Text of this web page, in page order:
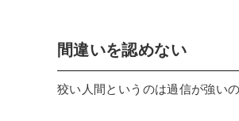
間違いを認めない
狡い人間というのは過信が強い